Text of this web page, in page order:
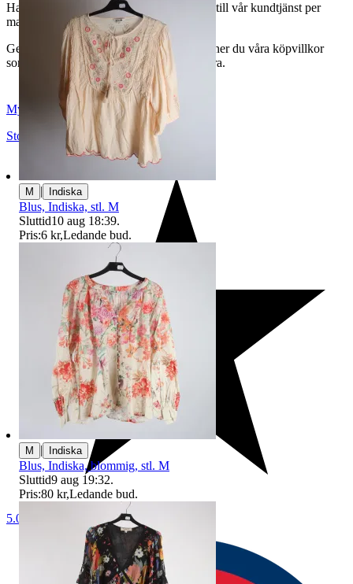
Har du frågor eller funderingar hör av dig till vår kundtjänst per
mail:
webbshop@myrorna.se.
Genom att buda på våra annonser godkänner du våra köpvillkor
som du hittar på vår infosida här på Tradera.
Myrorna
Stockholm
,Sverige
5.0
M | Indiska
Blus, Indiska, stl. M
Sluttid10 aug 18:39.
Pris:6 kr,Ledande bud.
M | Indiska
Blus, Indiska, blommig, stl. M
Sluttid9 aug 19:32.
Pris:80 kr,Ledande bud.